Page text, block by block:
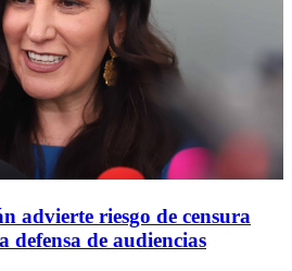
advierte riesgo de censura
defensa de audiencias